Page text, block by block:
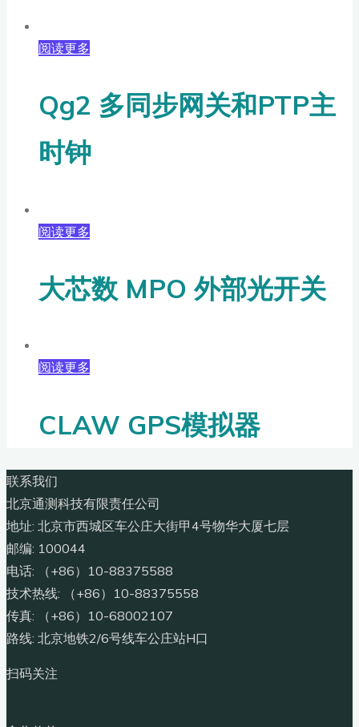
阅读更多
Qg2 多同步网关和PTP主
时钟
阅读更多
大芯数 MPO 外部光开关
阅读更多
CLAW GPS模拟器
联系我们
北京通测科技有限责任公司
地址: 北京市西城区车公庄大街甲4号物华大厦七层
邮编: 100044
电话: （+86）10-88375588
技术热线: （+86）10-88375558
传真: （+86）10-68002107
路线: 北京地铁2/6号线车公庄站H口
扫码关注